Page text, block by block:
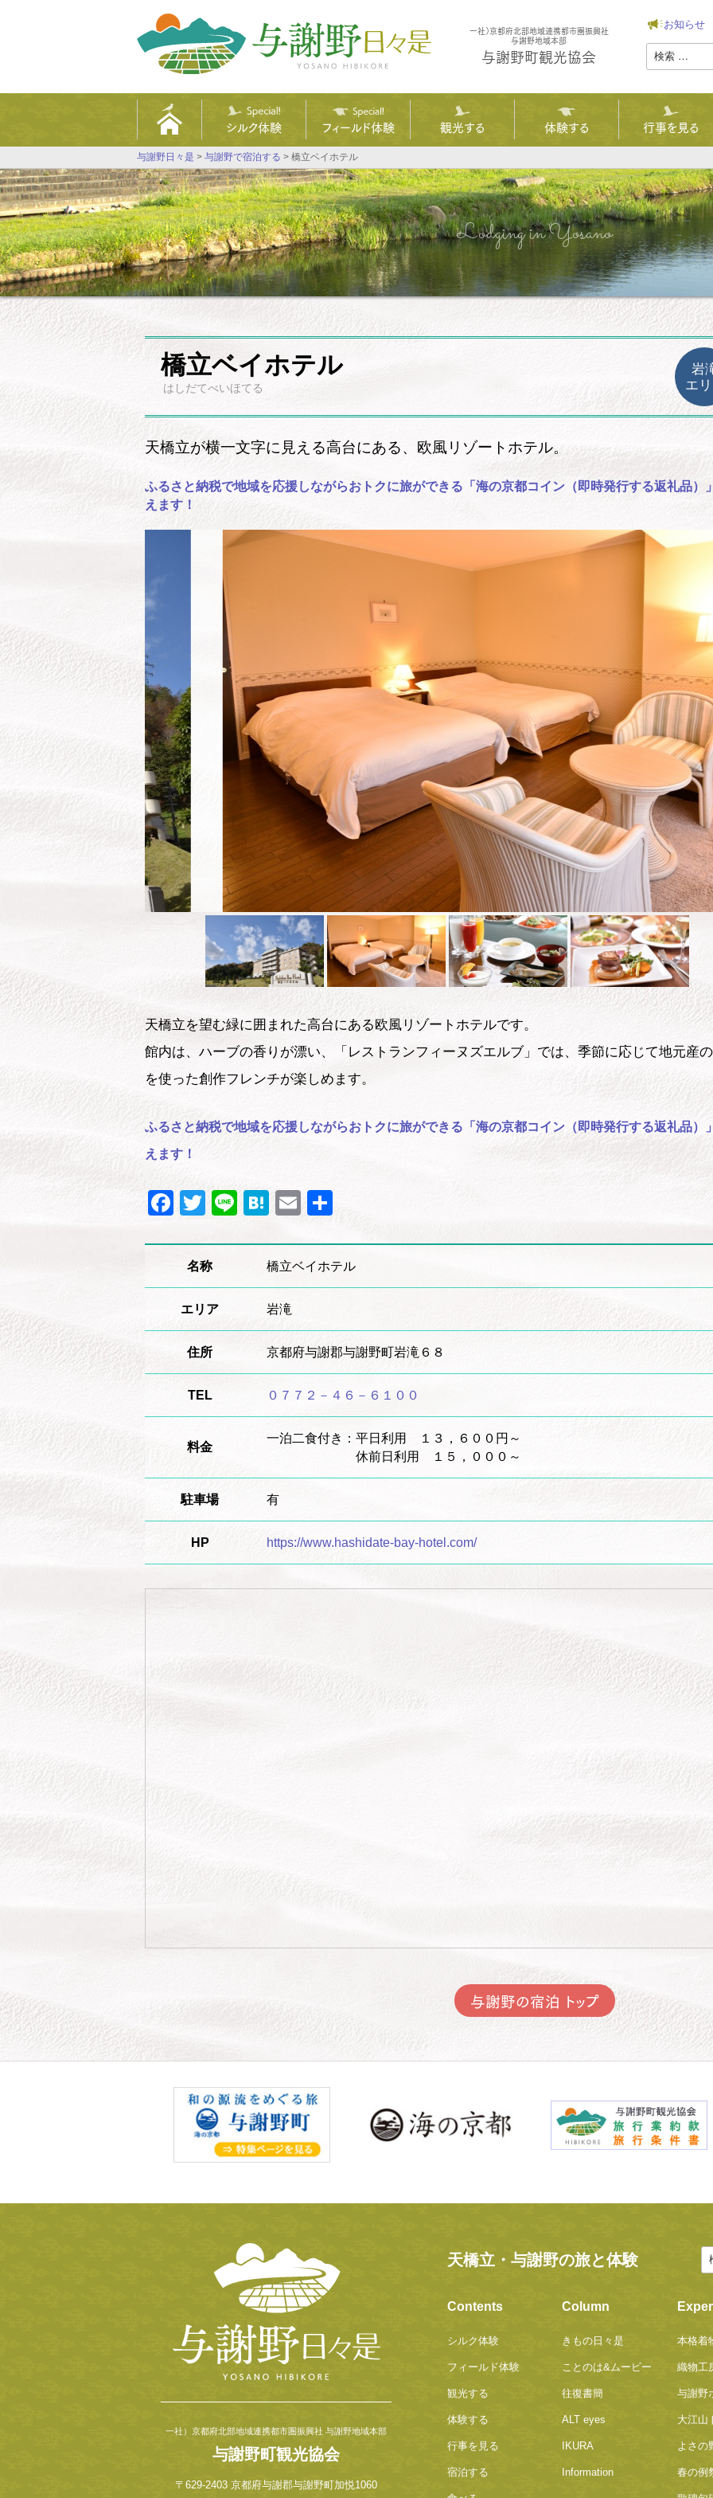
一社）京都府北部地域連携都市圏振興社
与謝野地域本部
与謝野町観光協会
お知らせ
シルク体験
特集ページ
手織りコースター作り
組みひもミサンガ作り
織物工房めぐり
本格着物体験
フィールド体験
特集ページ
E-BIKEレンタル
与謝野ホップ
里山ツーリズム
よさの野菜の駅
大江山トレイル
歌碑句碑めぐり
観光する 体験する 行事を見る
与謝野日々是 > 与謝野で宿泊する > 橋立ベイホテル
Lodging in Yosano
岩
エ
橋立ベイホテル
はしだてべいほてる
天橋立が横一文字に見える高台にある、欧風リゾートホテル。
ふるさと納税で地域を応援しながらおトクに旅ができる「海の京都コイン（即時発行する返礼品）
えます！
天橋立を望む緑に囲まれた高台にある欧風リゾートホテルです。
館内は、ハーブの香りが漂い、「レストランフィーヌズエルブ」では、季節に応じて地元産
を使った創作フレンチが楽しめます。
ふるさと納税で地域を応援しながらおトクに旅ができる「海の京都コイン（即時発行する返礼品）
えます！
Facebook
Twitter
LineHatena
Email
名称 橋立ベイホテル
エリア 岩滝
住所 京都府与謝郡与謝野町岩滝６８
TEL ０７７２－４６－６１００
料金
一泊二食付き：平日利用 １３，６００円～
休前日利用 １５，０００～
駐車場 有
HP https://www.hashidate-bay-hotel.com/
与謝野の宿泊 トップ
一社）京都府北部地域連携都市圏振興社 与謝野地域本部
与謝野町観光協会
〒629-2403 京都府与謝郡与謝野町加悦1060
天橋立・与謝野の旅と体験
Contents
シルク体験
フィールド体験
観光する
体験する
行事を見る
宿泊する
Column
きもの日々是
ことのは&ムービー
往復書簡
ALT eyes
IKURA
Information
本格着
織物工
与謝野
大江山
よさの
春の例